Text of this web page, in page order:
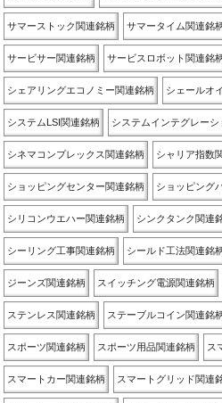
サマーストック関連銘柄 サマータイム関連銘
サービサー関連銘柄 サービスロボット関連銘
シェアリングエコノミー関連銘柄 シェールオ
システムLSI関連銘柄 システムインテグレー
シネマコンプレックス関連銘柄 シャリア指数
ショッピングセンター関連銘柄 ショッピング
シリコンウエハー関連銘柄 シンクタンク関連
シーリング工事関連銘柄 シールド工法関連銘
ジーンズ関連銘柄 スイッチング電源関連銘柄
ステンレス関連銘柄 ステーブルコイン関連銘
スポーツ関連銘柄 スポーツ用品関連銘柄 ス
スマートカー関連銘柄 スマートグリッド関連